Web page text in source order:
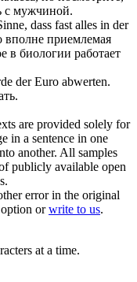
с мужчиной.
dass fast alles in der
вполне приемлемая
в биологии работает
der Euro abwerten.
are provided solely for
in a sentence in one
another. All samples
publicly available open
error in the original
orwrite to us.
at a time.